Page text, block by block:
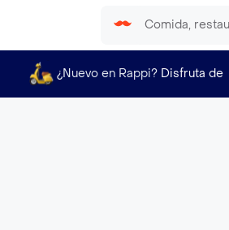
¿Nuevo en Rappi? Disfruta de